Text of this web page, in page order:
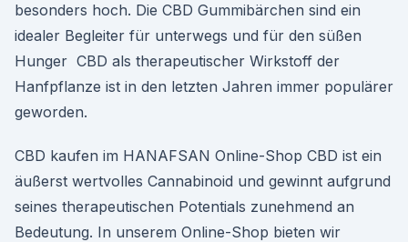
besonders hoch. Die CBD Gummibärchen sind ein
idealer Begleiter für unterwegs und für den süßen
Hunger CBD als therapeutischer Wirkstoff der
Hanfpflanze ist in den letzten Jahren immer populärer
geworden.
CBD kaufen im HANAFSAN Online-Shop CBD ist ein
äußerst wertvolles Cannabinoid und gewinnt aufgrund
seines therapeutischen Potentials zunehmend an
Bedeutung. In unserem Online-Shop bieten wir